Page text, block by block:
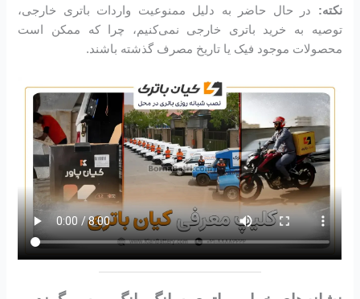
نکته: در حال حاضر به دلیل ممنوعیت واردات باتری خارجی،
توصیه به خرید باتری خارجی نمی‌کنیم، چرا که ممکن است
محصولات موجود فیک یا تاریخ مصرف گذشته باشند.